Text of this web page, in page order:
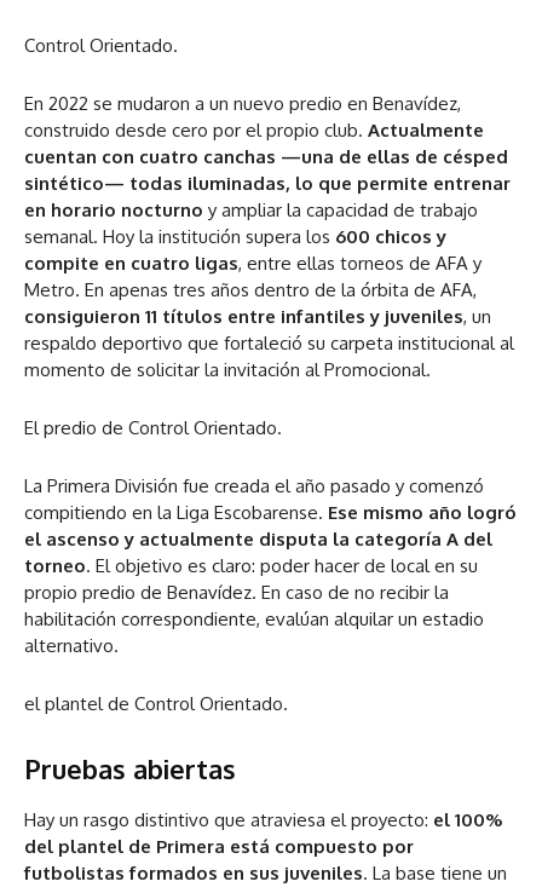
Control Orientado.
En 2022 se mudaron a un nuevo predio en Benavídez,
construido desde cero por el propio club. Actualmente
cuentan con cuatro canchas —una de ellas de césped
sintético— todas iluminadas, lo que permite entrenar
en horario nocturno y ampliar la capacidad de trabajo
semanal. Hoy la institución supera los 600 chicos y
compite en cuatro ligas, entre ellas torneos de AFA y
Metro. En apenas tres años dentro de la órbita de AFA,
consiguieron 11 títulos entre infantiles y juveniles, un
respaldo deportivo que fortaleció su carpeta institucional al
momento de solicitar la invitación al Promocional.
El predio de Control Orientado.
La Primera División fue creada el año pasado y comenzó
compitiendo en la Liga Escobarense. Ese mismo año logró
el ascenso y actualmente disputa la categoría A del
torneo. El objetivo es claro: poder hacer de local en su
propio predio de Benavídez. En caso de no recibir la
habilitación correspondiente, evalúan alquilar un estadio
alternativo.
el plantel de Control Orientado.
Pruebas abiertas
Hay un rasgo distintivo que atraviesa el proyecto: el 100%
del plantel de Primera está compuesto por
futbolistas formados en sus juveniles. La base tiene un